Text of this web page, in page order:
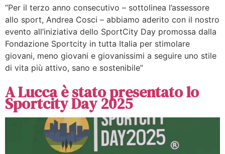
“Per il terzo anno consecutivo – sottolinea l’assessore
allo sport, Andrea Cosci – abbiamo aderito con il nostro
evento all’iniziativa dello SportCity Day promossa dalla
Fondazione Sportcity in tutta Italia per stimolare
giovani, meno giovani e giovanissimi a seguire uno stile
di vita più attivo, sano e sostenibile”
A Lucca è stato presentato lo
Sportcity Day 2025